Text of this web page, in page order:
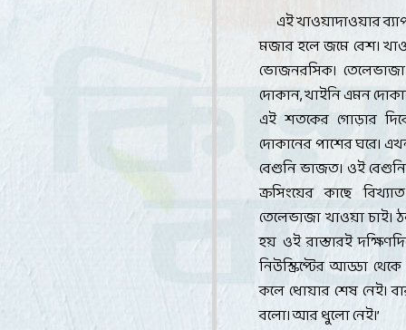
এই খাওয়াদাওয়ার
মজার হলে জমে বেশ।
ভোজনরসিক।
দোকান,খাইনি এমন
এই শতকের গোড়ার
দোকানের পাশের ঘরে।
বেগুনি ভাজত। ওই বেগুনি
ক্রসিংয়ের কাছে বিখ্যাত
তেলেভাজা খাওয়া চাই।
হয় ওই রাস্তারই
নিউস্ক্রিপ্টের আড্ডা
কলে ধোয়ার শেষ নেই।
বলো। আর ধুলো নেই।’